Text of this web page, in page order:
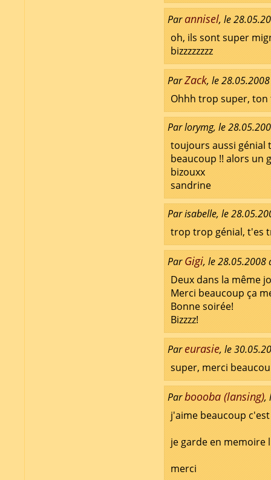
Parannisel, le
oh, ils sont super
bizzzzzzzz
ParZack, le
Ohhh trop super,
Par lorymg, le
toujours aussi génial
beaucoup !! alors un
bizouxx
sandrine
Par isabelle, le
trop trop génial, t'es
ParGigi, le 28.05.2008
Deux dans la même
Merci beaucoup ça
Bonne soirée!
Bizzzz!
Pareurasie, le
super, merci
Parboooba (lansing),
j'aime beaucoup
je garde en memoire
merci